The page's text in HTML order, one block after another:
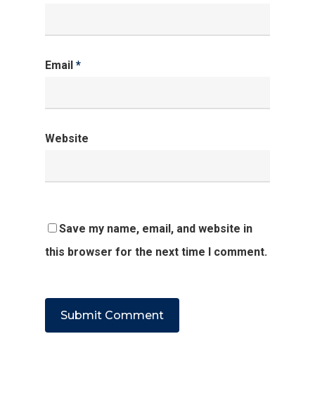
Email *
Website
Save my name, email, and website in
this browser for the next time I comment.